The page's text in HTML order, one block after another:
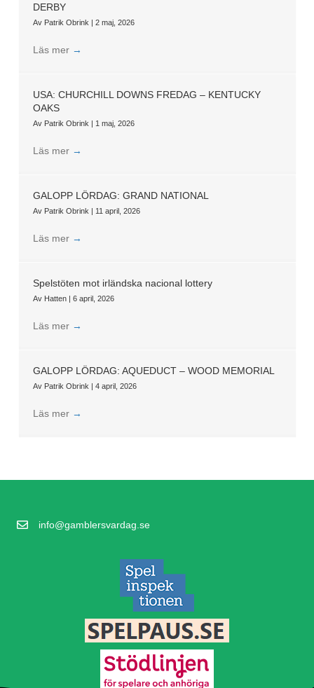
DERBY
Av Patrik Obrink | 2 maj, 2026
Läs mer →
USA: CHURCHILL DOWNS FREDAG – KENTUCKY
OAKS
Av Patrik Obrink | 1 maj, 2026
Läs mer →
GALOPP LÖRDAG: GRAND NATIONAL
Av Patrik Obrink | 11 april, 2026
Läs mer →
Spelstöten mot irländska nacional lottery
Av Hatten | 6 april, 2026
Läs mer →
GALOPP LÖRDAG: AQUEDUCT – WOOD MEMORIAL
Av Patrik Obrink | 4 april, 2026
Läs mer →
info@gamblersvardag.se